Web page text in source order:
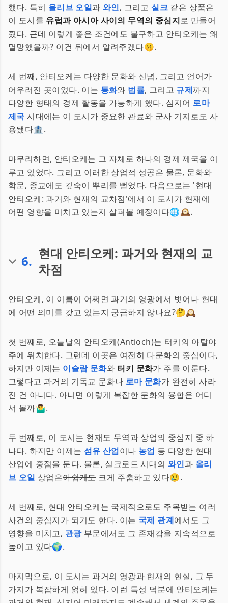
했다. 특히 올리브 오일과와인, 그리고 실크 같은 상품은
이 도시를 유럽과 아시아 사이의 무역의 중심지로 만들어
줬다.근데 이렇게 좋은 조건에도 불구하고 안티오케는 왜
멸망했을까? 이건 뒤에서 알려주겠다🤫.
세 번째, 안티오케는 다양한 문화와 신념, 그리고 언어가
어우러진 곳이었다. 이는 통화와 법률, 그리고 규제까지
다양한 형태의 경제 활동을 가능하게 했다. 심지어 로마
제국 시대에는 이 도시가 중요한 관료와 군사 기지로도 사
용됐다🏦.
마무리하면, 안티오케는 그 자체로 하나의 경제 제국을 이
루고 있었다. 그리고 이러한 상업적 성공은 물론, 문화와
학문, 종교에도 깊숙이 뿌리를 뻗었다. 다음으로는 '현대
안티오케: 과거와 현재의 교차점'에서 이 도시가 현재에
어떤 영향을 미치고 있는지 살펴볼 예정이다🌐🕰.
6. 현대 안티오케: 과거와 현재의 교
차점
안티오케, 이 이름이 어쩌면 과거의 영광에서 벗어나 현대
에 어떤 의미를 갖고 있는지 궁금하지 않나요?🤔🕰
첫 번째로, 오늘날의 안티오케(Antioch)는 터키의 아탈야
주에 위치한다. 그런데 이곳은 여전히 다문화의 중심이다,
하지만 이제는 이슬람 문화와 터키 문화가 주를 이룬다.
그렇다고 과거의 기독교 문화나 로마 문화가 완전히 사라
진 건 아니다. 아니면 이렇게 복잡한 문화의 융합은 어디
서 볼까🤷‍♂️.
두 번째로, 이 도시는 현재도 무역과 상업의 중심지 중 하
나다. 하지만 이제는 섬유 산업이나 농업 등 다양한 현대
산업에 중점을 둔다. 물론, 실크로드 시대의 와인과 올리
브 오일 상업은아쉽게도크게 주춤하고 있다😢.
세 번째로, 현대 안티오케는 국제적으로도 주목받는 여러
사건의 중심지가 되기도 한다. 이는 국제 관계에서도 그
영향을 미치고, 관광부문에서도 그 존재감을 지속적으로
높이고 있다🌍.
마지막으로, 이 도시는 과거의 영광과 현재의 현실, 그 두
가지가 복잡하게 얽혀 있다. 이런 특성 덕분에 안티오케는